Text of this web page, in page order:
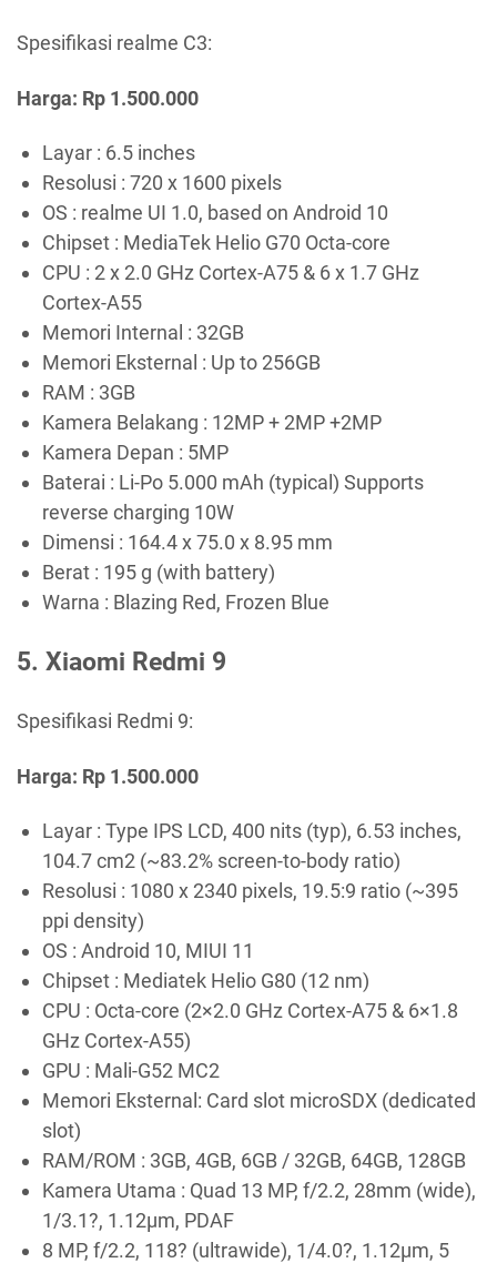
Spesifikasi realme C3:
Harga: Rp 1.500.000
Layar : 6.5 inches
Resolusi : 720 x 1600 pixels
OS : realme UI 1.0, based on Android 10
Chipset : MediaTek Helio G70 Octa-core
CPU : 2 x 2.0 GHz Cortex-A75 & 6 x 1.7 GHz
Cortex-A55
Memori Internal : 32GB
Memori Eksternal : Up to 256GB
RAM : 3GB
Kamera Belakang : 12MP + 2MP +2MP
Kamera Depan : 5MP
Baterai : Li-Po 5.000 mAh (typical) Supports
reverse charging 10W
Dimensi : 164.4 x 75.0 x 8.95 mm
Berat : 195 g (with battery)
Warna : Blazing Red, Frozen Blue
5. Xiaomi Redmi 9
Spesifikasi Redmi 9:
Harga: Rp 1.500.000
Layar : Type IPS LCD, 400 nits (typ), 6.53 inches,
104.7 cm2 (~83.2% screen-to-body ratio)
Resolusi : 1080 x 2340 pixels, 19.5:9 ratio (~395
ppi density)
OS : Android 10, MIUI 11
Chipset : Mediatek Helio G80 (12 nm)
CPU : Octa-core (2×2.0 GHz Cortex-A75 & 6×1.8
GHz Cortex-A55)
GPU : Mali-G52 MC2
Memori Eksternal: Card slot microSDX (dedicated
slot)
RAM/ROM : 3GB, 4GB, 6GB / 32GB, 64GB, 128GB
Kamera Utama : Quad 13 MP, f/2.2, 28mm (wide),
1/3.1?, 1.12µm, PDAF
8 MP, f/2.2, 118? (ultrawide), 1/4.0?, 1.12µm, 5